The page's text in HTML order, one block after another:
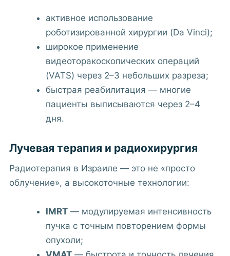
активное использование
роботизированной хирургии (Da Vinci);
широкое применение
видеоторакоскопических операций
(VATS) через 2–3 небольших разреза;
быстрая реабилитация — многие
пациенты выписываются через 2–4
дня.
Лучевая терапия и радиохирургия
Радиотерапия в Израиле — это не «просто
облучение», а высокоточные технологии:
IMRT — модулируемая интенсивность
пучка с точным повторением формы
опухоли;